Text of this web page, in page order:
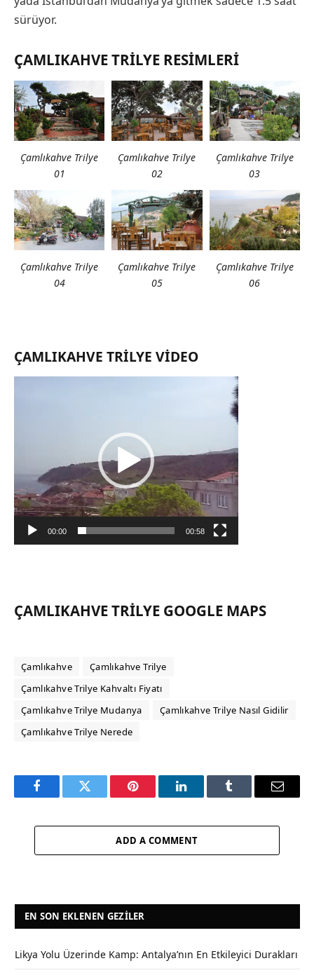
sürüyor.
ÇAMLIKAHVE TRILYE RESIMLERI
Çamlıkahve Trilye
01
Çamlıkahve Trilye
02
Çamlıkahve Trilye
03
Çamlıkahve Trilye
04
Çamlıkahve Trilye
05
Çamlıkahve Trilye
06
ÇAMLIKAHVE TRILYE VIDEO
00:00 00:58
ÇAMLIKAHVE TRILYE GOOGLE MAPS
Çamlıkahve
Çamlıkahve Trilye
Çamlıkahve Trilye Kahvaltı Fiyatı
Çamlıkahve Trilye Mudanya
Çamlıkahve Trilye Nasıl Gidilir
Çamlıkahve Trilye Nerede
FacebookTwitter Pinterest LinkedInTumblr Email
ADD A COMMENT
EN SON EKLENEN GEZILER
Likya Yolu Üzerinde Kamp: Antalya’nın En Etkileyici Durakları